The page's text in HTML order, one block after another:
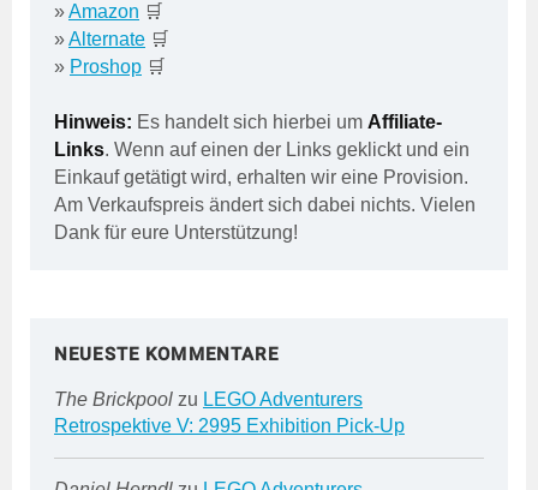
»Amazon 🛒
»Alternate 🛒
» Proshop 🛒
Hinweis: Es handelt sich hierbei um Affiliate-
Links. Wenn auf einen der Links geklickt und ein
Einkauf getätigt wird, erhalten wir eine Provision.
Am Verkaufspreis ändert sich dabei nichts. Vielen
Dank für eure Unterstützung!
NEUESTE KOMMENTARE
The Brickpool zu LEGO Adventurers
Retrospektive V: 2995 Exhibition Pick-Up